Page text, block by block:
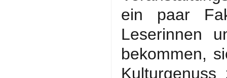
ein paar
Leserinnen
bekommen,